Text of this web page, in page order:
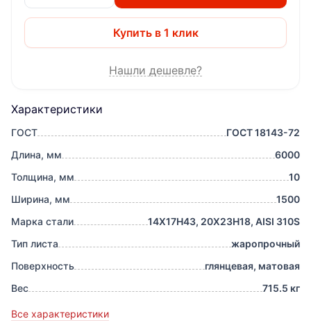
Характеристики
ГОСТ
ГОСТ 18143-72
Длина, мм
6000
Толщина, мм
10
Ширина, мм
1500
Марка стали
14Х17Н43, 20Х23Н18, AISI 310S
Тип листа
жаропрочный
Поверхность
глянцевая, матовая
Вес
715.5 кг
Все характеристики
Купить в 1 клик
Нашли дешевле?